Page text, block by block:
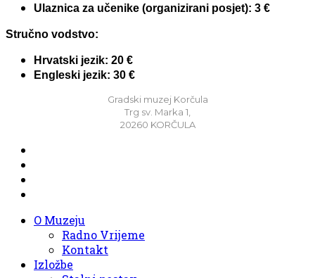
Ulaznica za učenike (organizirani posjet): 3 €
Stručno vodstvo:
Hrvatski jezik: 20 €
Engleski jezik: 30 €
Gradski muzej Korčula
Trg sv. Marka 1,
20260 KORČULA
O Muzeju
Radno Vrijeme
Kontakt
Izložbe